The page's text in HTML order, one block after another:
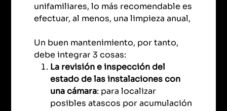
unifamiliares, lo más recomendable es
efectuar, al menos, una limpieza anual,
Un buen mantenimiento, por tanto,
debe integrar 3 cosas:
La revisión e inspección del
estado de las instalaciones con
una cámara: para localizar
posibles atascos por acumulación